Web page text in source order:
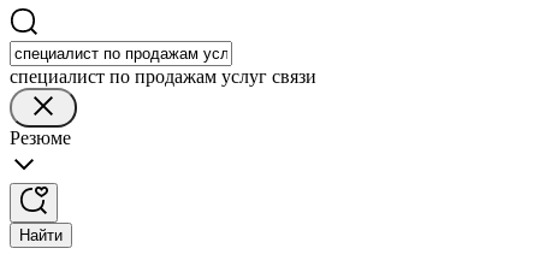
специалист по продажам услуг связи
Резюме
Найти